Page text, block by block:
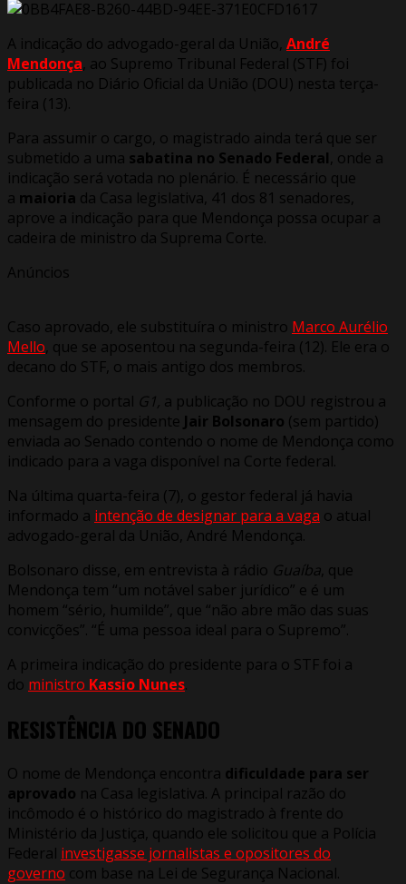
A indicação do advogado-geral da União, André
Mendonça , ao Supremo Tribunal Federal (STF) foi
publicada no Diário Oficial da União (DOU) nesta terça-
feira (13).
Para assumir o cargo, o magistrado ainda terá que ser
submetido a uma sabatina no Senado Federal , onde a
indicação será votada no plenário. É necessário que
a maioria da Casa legislativa, 41 dos 81 senadores,
aprove a indicação para que Mendonça possa ocupar a
cadeira de ministro da Suprema Corte.
Anúncios
Caso aprovado, ele substituíra o ministro Marco Aurélio
Mello , que se aposentou na segunda-feira (12). Ele era o
decano do STF, o mais antigo dos membros.
Conforme o portal G1, a publicação no DOU registrou a
mensagem do presidente Jair Bolsonaro (sem partido)
enviada ao Senado contendo o nome de Mendonça como
indicado para a vaga disponível na Corte federal.
Na última quarta-feira (7), o gestor federal já havia
informado a intenção de designar para a vaga o atual
advogado-geral da União, André Mendonça.
Bolsonaro disse, em entrevista à rádio Guaíba , que
Mendonça tem “um notável saber jurídico” e é um
homem “sério, humilde”, que “não abre mão das suas
convicções”. “É uma pessoa ideal para o Supremo”.
A primeira indicação do presidente para o STF foi a
do ministro Kassio Nunes.
RESISTÊNCIA DO SENADO
O nome de Mendonça encontra dificuldade para ser
aprovado na Casa legislativa. A principal razão do
incômodo é o histórico do magistrado à frente do
Ministério da Justiça, quando ele solicitou que a Polícia
Federal investigasse jornalistas e opositores do
governo com base na Lei de Segurança Nacional.